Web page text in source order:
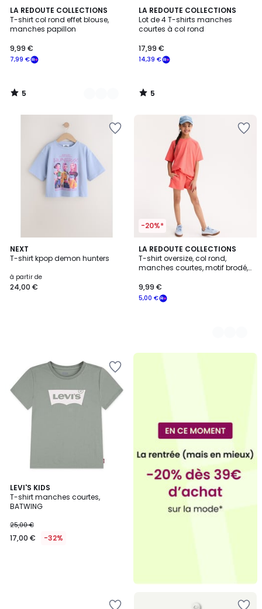
LA REDOUTE COLLECTIONS
T-shirt col rond effet blouse,
manches papillon
€
souscrivez
notre
programme
7,99 €
9,99 €
5
/
5
2
Couleurs
5
/
LA REDOUTE COLLECTIONS
Lot de 4 T-shirts manches
courtes à col rond
14,39 €
17,99 €
5
/
5
5
/
NEXT
T-shirt kpop demon hunters
à partir de
24,00 €
-20%*
LA REDOUTE COLLECTIONS
T-shirt oversize, col rond,
manches courtes, motif brodé,
5,00 €
9,99 €
4
Couleurs
LEVI'S KIDS
T-shirt manches courtes,
BATWING
25,00 €
17,00 € -32%